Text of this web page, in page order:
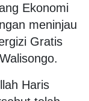
Ekonomi
meninjau
Gratis
Haris